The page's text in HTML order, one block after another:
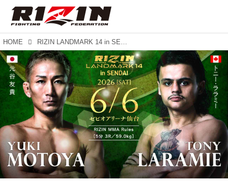
HOME RIZIN LANDMARK 14 in SENDAI 元谷友貴 vs. トニー・ララミー契約体重変更のお知らせ